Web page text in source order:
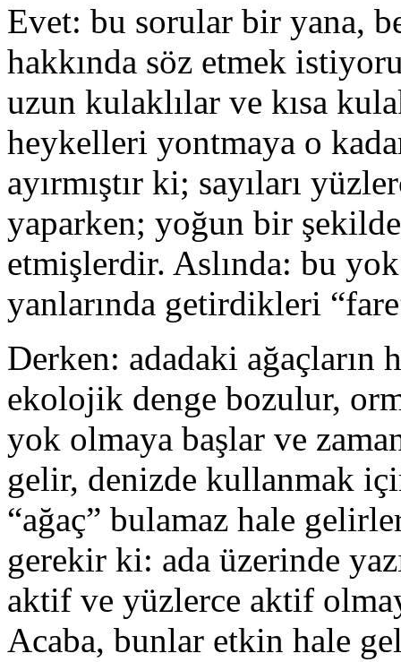
Evet: bu sorular bir yana,
hakkında söz etmek
uzun kulaklılar ve kısa
heykelleri yontmaya o
ayırmıştır ki; sayıları
yaparken; yoğun bir
etmişlerdir. Aslında: bu
yanlarında getirdikleri
Derken: adadaki ağaçların
ekolojik denge bozulur,
yok olmaya başlar ve
gelir, denizde kullanmak
“ağaç” bulamaz hale
gerekir ki: ada üzerinde
aktif ve yüzlerce aktif
Acaba, bunlar etkin hale